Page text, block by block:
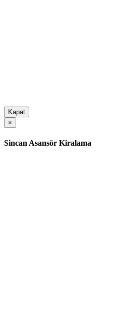
Kapat
×
Sincan Asansör Kiralama